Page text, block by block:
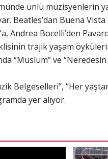
ünlü müzisyenlerin
Beatles’dan Buena Vista
Andrea Bocelli’den
trajik yaşam
“Müslüm” ve “Neredesin
Belgeselleri”, “Her
yer alıyor.